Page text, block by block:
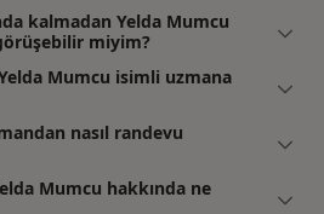
kalmadan Yelda Mumcu
miyim?
Mumcu isimli uzmana
nasıl randevu
Mumcu hakkında ne